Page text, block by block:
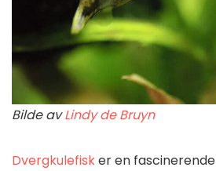
Bilde avLindy de Bruyn
Dvergkulefisker en